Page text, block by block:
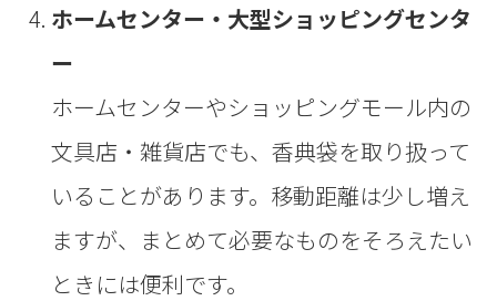
ホームセンター・大型ショッピングセンタ
ー
ホームセンターやショッピングモール内の
文具店・雑貨店でも、香典袋を取り扱って
いることがあります。移動距離は少し増え
ますが、まとめて必要なものをそろえたい
ときには便利です。